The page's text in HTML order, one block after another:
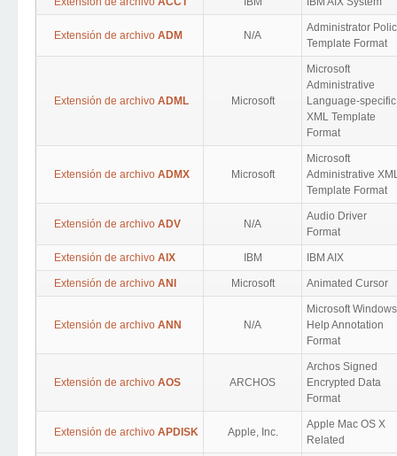
Extensión de archivo ADM N/A
Administrator
Template Format
Extensión de archivo ADML Microsoft
Microsoft
Administrative
Language-specific
XML Template
Format
Extensión de archivo ADMX Microsoft
Microsoft
Administrative
Template Format
Extensión de archivo ADV N/A
Audio Driver
Format
Extensión de archivo AIX IBM IBM AIX
Extensión de archivo ANI Microsoft Animated Cursor
Extensión de archivo ANN N/A
Microsoft Windows
Help Annotation
Format
Extensión de archivo AOS ARCHOS
Archos Signed
Encrypted Data
Format
Extensión de archivo APDISK Apple, Inc.
Apple Mac OS X
Related